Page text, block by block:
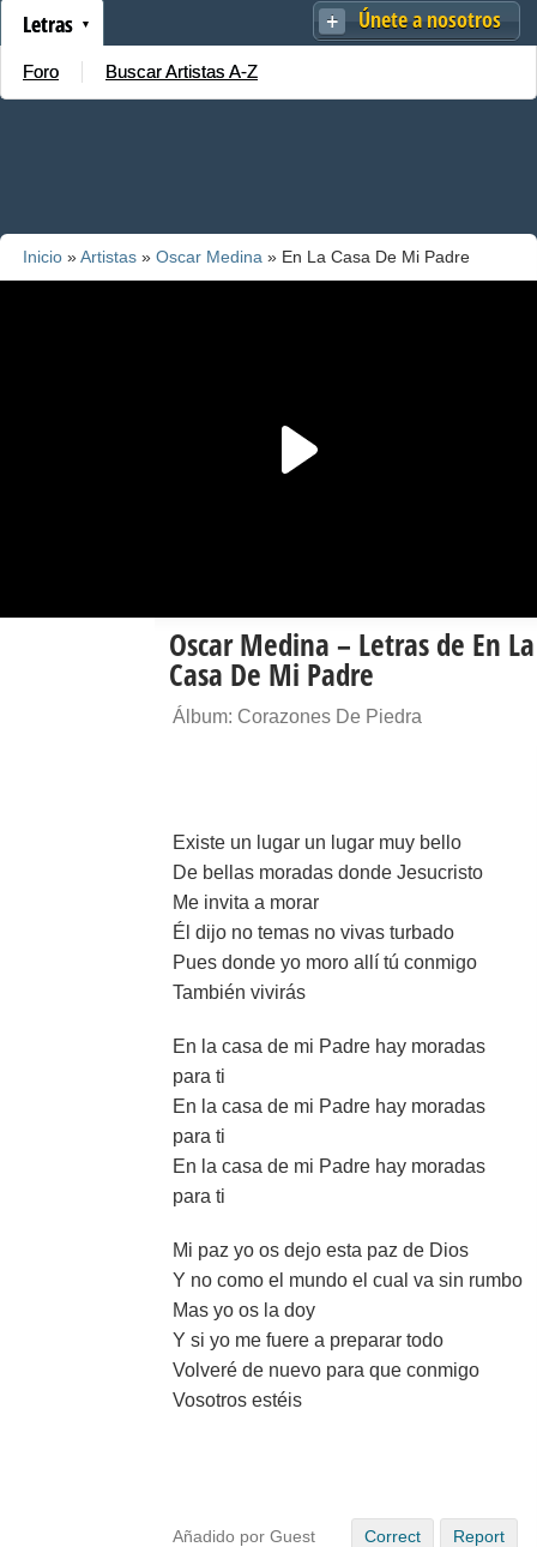
Únete a nosotros
Letras
Foro Buscar Artistas A-Z
Inicio »Artistas » Oscar Medina » En La Casa De Mi Padre
Oscar Medina – Letras de En La
Casa De Mi Padre
Álbum: Corazones De Piedra
Existe un lugar un lugar muy bello
De bellas moradas donde Jesucristo
Me invita a morar
Él dijo no temas no vivas turbado
Pues donde yo moro allí tú conmigo
También vivirás
En la casa de mi Padre hay moradas
para ti
En la casa de mi Padre hay moradas
para ti
En la casa de mi Padre hay moradas
para ti
Mi paz yo os dejo esta paz de Dios
Y no como el mundo el cual va sin rumbo
Mas yo os la doy
Y si yo me fuere a preparar todo
Volveré de nuevo para que conmigo
Vosotros estéis
Añadido por Guest Correct Report